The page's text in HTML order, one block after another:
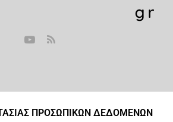
ΠΡΟΣΩΠΙΚΩΝ ΔΕΔΟΜΕΝΩΝ